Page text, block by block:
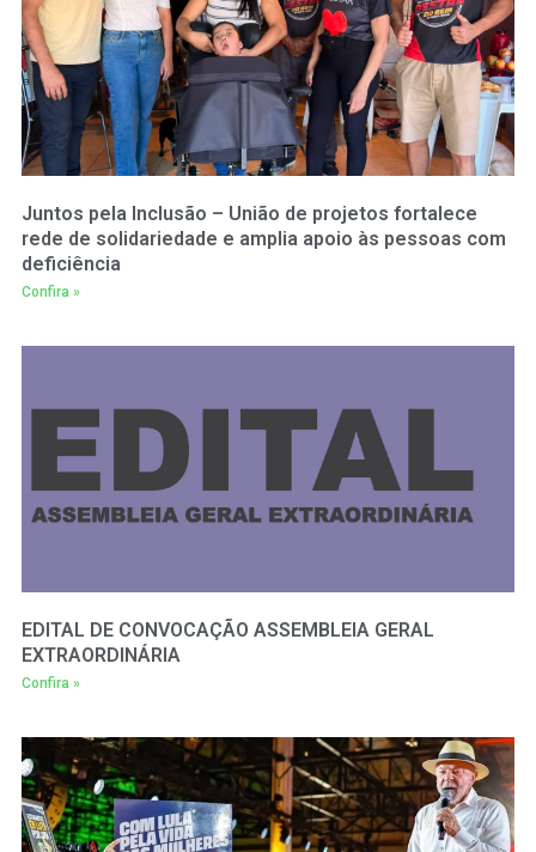
Juntos pela Inclusão – União de projetos fortalece
rede de solidariedade e amplia apoio às pessoas com
deficiência
Confira »
EDITAL DE CONVOCAÇÃO ASSEMBLEIA GERAL
EXTRAORDINÁRIA
Confira »